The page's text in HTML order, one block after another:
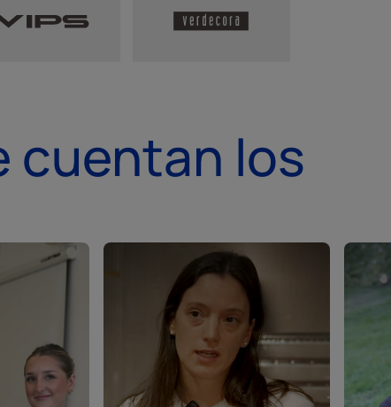
cuentan los